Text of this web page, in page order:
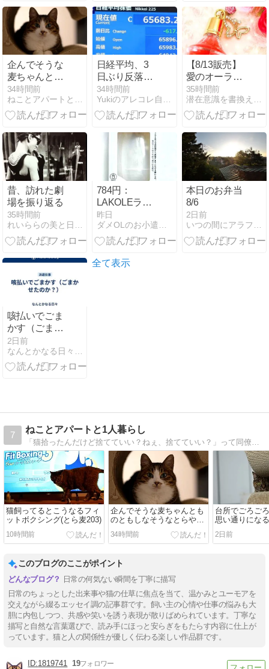
企んでそうな
麦ちゃんとも
のともしなそ
うなとらやん
と(とら麦202)
34時間前
ねことアパートと1人暮らし
日経平均、3
日ぶり反落…
急騰の反動で
AI・半導体株
に利益確定売
34時間前
Yukiのアレコレ自分目線Diary
【8/13販売】
愛のオーラで
成就する ＝
LOVEブレン
ド
35時間前
潜在意識を書換え理想の【私】になる魔法のメモリーオイル
昔、訪れた劇
場を振り返る
35時間前
れいららの美と日常な秘密と記録と記憶
784円：
LAKOLEラコ
レ『電動ネイ
ルケアS』甘
皮（8月分14
昨日
ダメOLのお小遣い日記
本日のお弁当
8/6
2日前
いつの間にアラフォー！？
咳払いでごま
かす（ごまか
せたのか？）
2日前
全て表示
7
ねことアパートと1人暮らし
「猫拾ったんだけど捨てていい？ねぇ、捨てていい？」って同僚が聞いてきたので「いやいやいやちょっと待ておまえ」って言ったら飼うことになった人のブログ。 ねこを飼…
猫飼ってるとこうなるフィ
ットボクシング(とら麦203)
10時間前
企んでそうな麦ちゃんとも
のともしなそうなとらやん
と(とら麦202)
34時間前
台所でごろご
思い通りにな
いている麦ち
歯医者さんに
2日前
このブログのここがポイント
日常の何気ない瞬間を丁寧に描写
日常のちょっとした出来事や猫の仕草に焦点を当て、温かみとユーモアを
交えながら綴るエッセイ調の記事群です。飼い主の心情や仕事の悩みも大
胆に内包しつつ、共感や笑いを誘う表現が散りばめられています。丁寧な
描写と自然な言葉選びで、読み手にほっと安らぎをもたらす内容に仕上が
っています。猫と人の関係性が優しく伝わる楽しい作品群です。
1819741 19